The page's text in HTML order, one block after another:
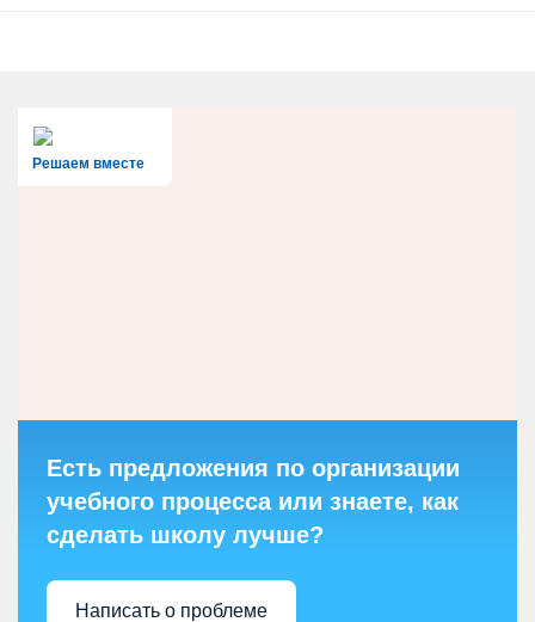
Решаем вместе
Есть предложения по организации
учебного процесса или знаете, как
сделать школу лучше?
Написать о проблеме